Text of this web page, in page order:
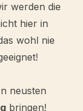
werden die
hier in
wohl nie
neusten
bringen!